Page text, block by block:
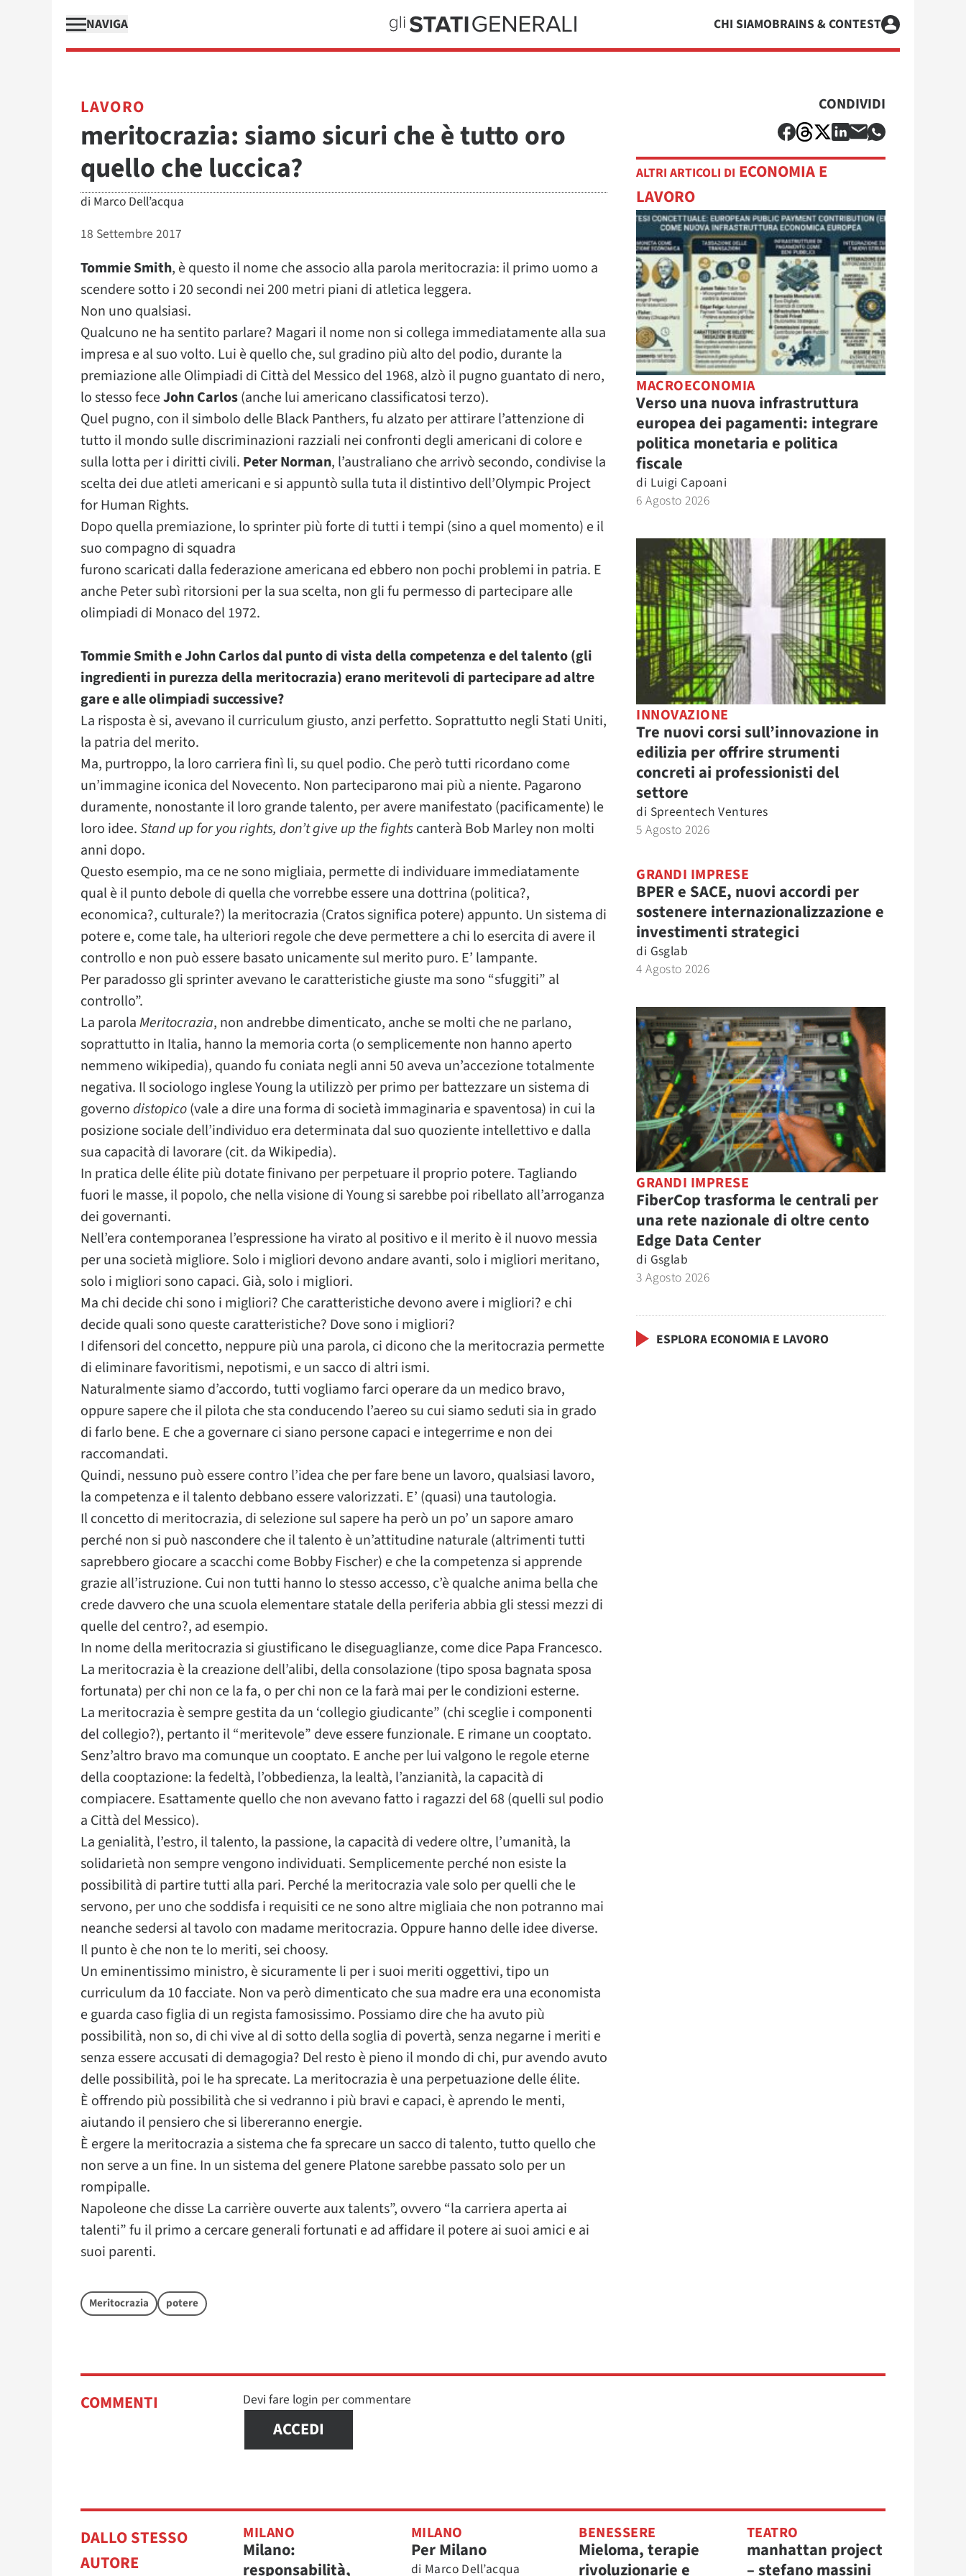
NAVIGA CHI SIAMOBRAINS & CONTEST
LAVORO
meritocrazia: siamo sicuri che è tutto oro
quello che luccica?
di Marco Dell’acqua
18 Settembre 2017
Tommie Smith, è questo il nome che associo alla parola meritocrazia: il primo uomo a
scendere sotto i 20 secondi nei 200 metri piani di atletica leggera.
Non uno qualsiasi.
Qualcuno ne ha sentito parlare? Magari il nome non si collega immediatamente alla sua
impresa e al suo volto. Lui è quello che, sul gradino più alto del podio, durante la
premiazione alle Olimpiadi di Città del Messico del 1968, alzò il pugno guantato di nero,
lo stesso feceJohn Carlos(anche lui americano classificatosi terzo).
Quel pugno, con il simbolo delle Black Panthers, fu alzato per attirare l’attenzione di
tutto il mondo sulle discriminazioni razziali nei confronti degli americani di colore e
sulla lotta per i diritti civili. Peter Norman, l’australiano che arrivò secondo, condivise la
scelta dei due atleti americani e si appuntò sulla tuta il distintivo dell’Olympic Project
for Human Rights.
Dopo quella premiazione, lo sprinter più forte di tutti i tempi (sino a quel momento) e il
suo compagno di squadra
furono scaricati dalla federazione americana ed ebbero non pochi problemi in patria. E
anche Peter subì ritorsioni per la sua scelta, non gli fu permesso di partecipare alle
olimpiadi di Monaco del 1972.
Tommie Smith e John Carlos dal punto di vista della competenza e del talento (gli
ingredienti in purezza della meritocrazia) erano meritevoli di partecipare ad altre
gare e alle olimpiadi successive?
La risposta è si, avevano il curriculum giusto, anzi perfetto. Soprattutto negli Stati Uniti,
la patria del merito.
Ma, purtroppo, la loro carriera finì li, su quel podio. Che però tutti ricordano come
un’immagine iconica del Novecento. Non parteciparono mai più a niente. Pagarono
duramente, nonostante il loro grande talento, per avere manifestato (pacificamente) le
loro idee.Stand up for you rights, don’t give up the fightscanterà Bob Marley non molti
anni dopo.
Questo esempio, ma ce ne sono migliaia, permette di individuare immediatamente
qual è il punto debole di quella che vorrebbe essere una dottrina (politica?,
economica?, culturale?) la meritocrazia (Cratos significa potere) appunto. Un sistema di
potere e, come tale, ha ulteriori regole che deve permettere a chi lo esercita di avere il
controllo e non può essere basato unicamente sul merito puro. E’ lampante.
Per paradosso gli sprinter avevano le caratteristiche giuste ma sono “sfuggiti” al
controllo”.
La parolaMeritocrazia, non andrebbe dimenticato, anche se molti che ne parlano,
soprattutto in Italia, hanno la memoria corta (o semplicemente non hanno aperto
nemmeno wikipedia), quando fu coniata negli anni 50 aveva un’accezione totalmente
negativa. Il sociologo inglese Young la utilizzò per primo per battezzare un sistema di
governodistopico(vale a dire una forma di società immaginaria e spaventosa) in cui la
posizione sociale dell’individuo era determinata dal suo quoziente intellettivo e dalla
sua capacità di lavorare (cit. da Wikipedia).
In pratica delle élite più dotate finivano per perpetuare il proprio potere. Tagliando
fuori le masse, il popolo, che nella visione di Young si sarebbe poi ribellato all’arroganza
dei governanti.
Nell’era contemporanea l’espressione ha virato al positivo e il merito è il nuovo messia
per una società migliore. Solo i migliori devono andare avanti, solo i migliori meritano,
solo i migliori sono capaci. Già, solo i migliori.
Ma chi decide chi sono i migliori? Che caratteristiche devono avere i migliori? e chi
decide quali sono queste caratteristiche? Dove sono i migliori?
I difensori del concetto, neppure più una parola, ci dicono che la meritocrazia permette
di eliminare favoritismi, nepotismi, e un sacco di altri ismi.
Naturalmente siamo d’accordo, tutti vogliamo farci operare da un medico bravo,
oppure sapere che il pilota che sta conducendo l’aereo su cui siamo seduti sia in grado
di farlo bene. E che a governare ci siano persone capaci e integerrime e non dei
raccomandati.
Quindi, nessuno può essere contro l’idea che per fare bene un lavoro, qualsiasi lavoro,
la competenza e il talento debbano essere valorizzati. E’ (quasi) una tautologia.
Il concetto di meritocrazia, di selezione sul sapere ha però un po’ un sapore amaro
perché non si può nascondere che il talento è un’attitudine naturale (altrimenti tutti
saprebbero giocare a scacchi come Bobby Fischer) e che la competenza si apprende
grazie all’istruzione. Cui non tutti hanno lo stesso accesso, c’è qualche anima bella che
crede davvero che una scuola elementare statale della periferia abbia gli stessi mezzi di
quelle del centro?, ad esempio.
In nome della meritocrazia si giustificano le diseguaglianze, come dice Papa Francesco.
La meritocrazia è la creazione dell’alibi, della consolazione (tipo sposa bagnata sposa
fortunata) per chi non ce la fa, o per chi non ce la farà mai per le condizioni esterne.
La meritocrazia è sempre gestita da un ‘collegio giudicante” (chi sceglie i componenti
del collegio?), pertanto il “meritevole” deve essere funzionale. E rimane un cooptato.
Senz’altro bravo ma comunque un cooptato. E anche per lui valgono le regole eterne
della cooptazione: la fedeltà, l’obbedienza, la lealtà, l’anzianità, la capacità di
compiacere. Esattamente quello che non avevano fatto i ragazzi del 68 (quelli sul podio
a Città del Messico).
La genialità, l’estro, il talento, la passione, la capacità di vedere oltre, l’umanità, la
solidarietà non sempre vengono individuati. Semplicemente perché non esiste la
possibilità di partire tutti alla pari. Perché la meritocrazia vale solo per quelli che le
servono, per uno che soddisfa i requisiti ce ne sono altre migliaia che non potranno mai
neanche sedersi al tavolo con madame meritocrazia. Oppure hanno delle idee diverse.
Il punto è che non te lo meriti, sei choosy.
Un eminentissimo ministro, è sicuramente li per i suoi meriti oggettivi, tipo un
curriculum da 10 facciate. Non va però dimenticato che sua madre era una economista
e guarda caso figlia di un regista famosissimo. Possiamo dire che ha avuto più
possibilità, non so, di chi vive al di sotto della soglia di povertà, senza negarne i meriti e
senza essere accusati di demagogia? Del resto è pieno il mondo di chi, pur avendo avuto
delle possibilità, poi le ha sprecate. La meritocrazia è una perpetuazione delle élite.
È offrendo più possibilità che si vedranno i più bravi e capaci, è aprendo le menti,
aiutando il pensiero che si libereranno energie.
È ergere la meritocrazia a sistema che fa sprecare un sacco di talento, tutto quello che
non serve a un fine. In un sistema del genere Platone sarebbe passato solo per un
rompipalle.
Napoleone che disse La carrière ouverte aux talents”, ovvero “la carriera aperta ai
talenti” fu il primo a cercare generali fortunati e ad affidare il potere ai suoi amici e ai
suoi parenti.
Meritocrazia potere
CONDIVIDI
ALTRI ARTICOLI DI ECONOMIA E
LAVORO
MACROECONOMIA
Verso una nuova infrastruttura
europea dei pagamenti: integrare
politica monetaria e politica
fiscale
di Luigi Capoani
6 Agosto 2026
INNOVAZIONE
Tre nuovi corsi sull’innovazione in
edilizia per offrire strumenti
concreti ai professionisti del
settore
di Spreentech Ventures
5 Agosto 2026
GRANDI IMPRESE
BPER e SACE, nuovi accordi per
sostenere internazionalizzazione e
investimenti strategici
di Gsglab
4 Agosto 2026
GRANDI IMPRESE
FiberCop trasforma le centrali per
una rete nazionale di oltre cento
Edge Data Center
di Gsglab
3 Agosto 2026
ESPLORA ECONOMIA E LAVORO
COMMENTI Devi fare login per commentare
ACCEDI
DALLO STESSO
AUTORE
MILANO
Milano:
responsabilità,
MILANO
Per Milano
di Marco Dell’acqua
BENESSERE
Mieloma, terapie
rivoluzionarie e
TEATRO
manhattan project
– stefano massini